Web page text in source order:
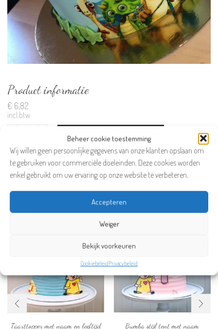
Beheer cookie toestemming
Wij willen geen persoonlijke gegevens van onze klanten opslaan om
te gebruiken voor commerciële doeleinden. Deze cookies worden
enkel gebruikt om uw ervaring op onze website te verbeteren.
Accepteren
Weiger
Bekijk voorkeuren
CookiebeleidPrivacybeleid
Product informatie
€ 6,82
incl.btw
Rex
aantal
Categorie: Taarttoppers
Gerelateerde producten
Taarttopper met naam en leeftijd
Bumba stijl tent met naam